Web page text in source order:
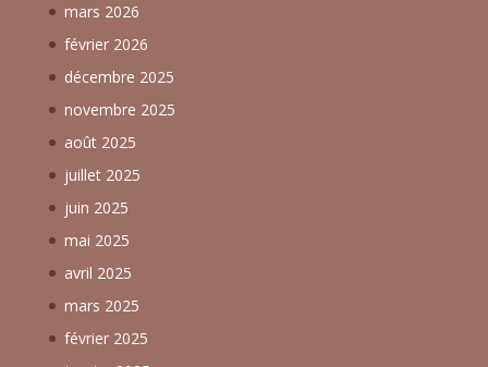
mars 2026
février 2026
décembre 2025
novembre 2025
août 2025
juillet 2025
juin 2025
mai 2025
avril 2025
mars 2025
février 2025